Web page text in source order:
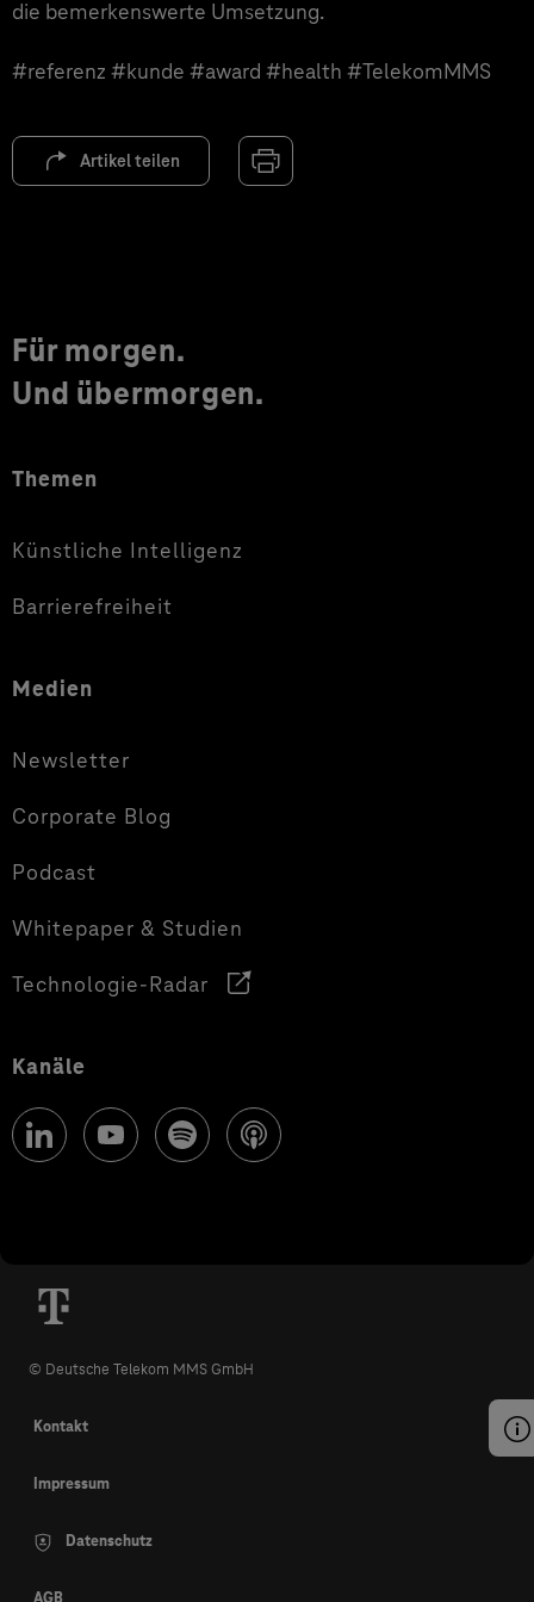
die bemerkenswerte Umsetzung.
#referenz #kunde #award #health #TelekomMMS
Artikel teilen
Für morgen.
Und übermorgen.
Themen
Künstliche Intelligenz
Barrierefreiheit
Medien
Newsletter
Corporate Blog
Podcast
Whitepaper & Studien
Technologie-Radar
Kanäle
© Deutsche Telekom MMS GmbH
Kontakt
Impressum
Datenschutz